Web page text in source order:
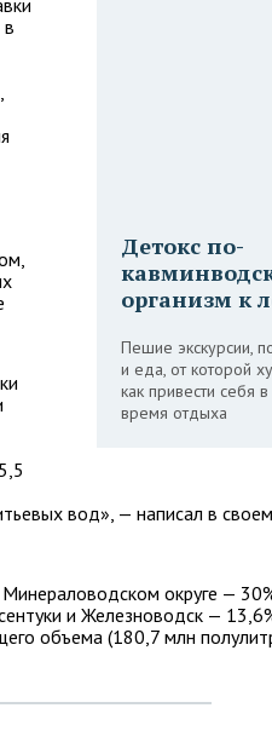
Детокс по-
организм к
Пешие экскурсии,
и еда, от которой
как привести себя
время отдыха
вод», — написал в
округе —
и Железноводск —
объема (180,7 млн